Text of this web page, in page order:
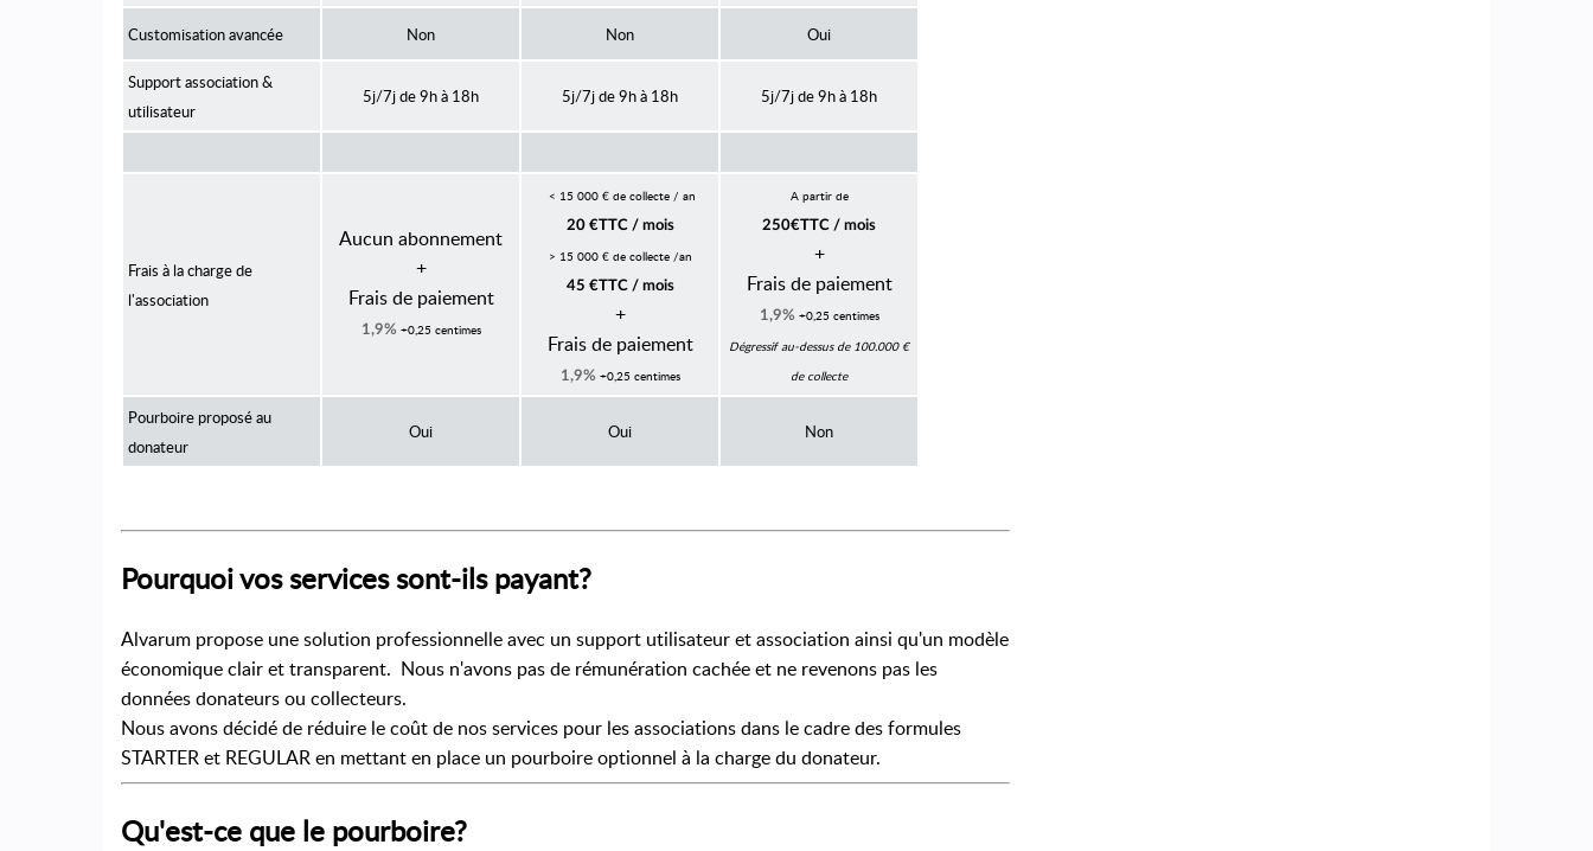
Customisation avancée Non Non Oui
Support association &
utilisateur
5j/7j de 9h à 18h 5j/7j de 9h à 18h 5j/7j de 9h à 18h
Frais à la charge de
l'association
Aucun abonnement
+
Frais de paiement
1,9% +0,25 centimes
< 15 000 € de collecte / an
20 €TTC / mois
> 15 000 € de collecte /an
45 €TTC / mois
+
Frais de paiement
1,9% +0,25 centimes
A partir de
250€TTC / mois
+
Frais de paiement
1,9% +0,25 centimes
Dégressif au-dessus de 100.000 €
de collecte
Pourboire proposé au
donateur
Oui Oui Non
Pourquoi vos services sont-ils payant?
Alvarum propose une solution professionnelle avec un support utilisateur et association ainsi qu'un modèle
économique clair et transparent. Nous n'avons pas de rémunération cachée et ne revenons pas les
données donateurs ou collecteurs.
Nous avons décidé de réduire le coût de nos services pour les associations dans le cadre des formules
STARTER et REGULAR en mettant en place un pourboire optionnel à la charge du donateur.
Qu'est-ce que le pourboire?